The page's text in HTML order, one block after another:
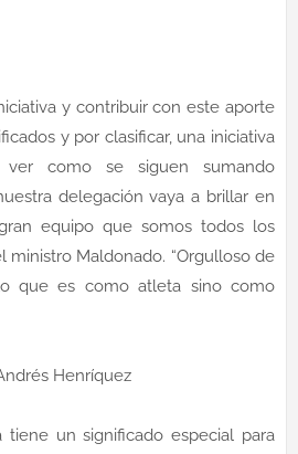
y contribuir con este aporte
y por clasificar, una iniciativa
como se siguen sumando
delegación vaya a brillar en
equipo que somos todos los
ministro Maldonado. “Orgulloso de
que es como atleta sino como
Henríquez
un significado especial para